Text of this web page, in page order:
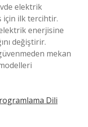
elektrik
için ilk tercihtir.
enerjisine
değiştirir.
mekan
modelleri
Dili